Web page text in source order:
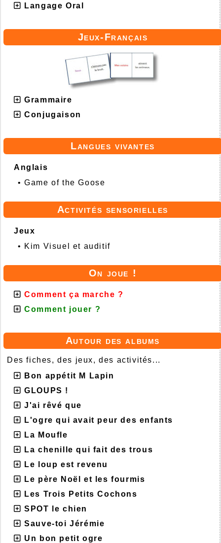
Langage Oral
Jeux-Français
Grammaire
Conjugaison
Langues vivantes
Anglais
•Game of the Goose
Activités sensorielles
Jeux
• Kim Visuel et auditif
On joue !
Comment ça marche ?
Comment jouer ?
Autour des albums
Des fiches, des jeux, des activités...
Bon appétit M Lapin
GLOUPS !
J'ai rêvé que
L'ogre qui avait peur des enfants
La Moufle
La chenille qui fait des trous
Le loup est revenu
Le père Noël et les fourmis
Les Trois Petits Cochons
SPOT le chien
Sauve-toi Jérémie
Un bon petit ogre